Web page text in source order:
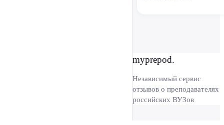
myprepod.
Независимый сервис
отзывов о преподавателях
российских ВУЗов